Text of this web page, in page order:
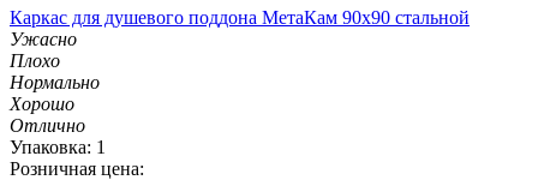
Каркас для душевого поддона МетаКам 90х90 стальной
Ужасно
Плохо
Нормально
Хорошо
Отлично
Упаковка: 1
Розничная цена: